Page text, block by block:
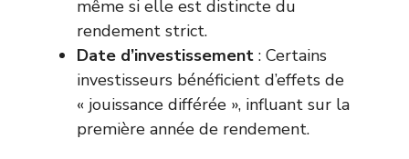
même si elle est distincte du
rendement strict.
Date d’investissement : Certains
investisseurs bénéficient d’effets de
« jouissance différée », influant sur la
première année de rendement.